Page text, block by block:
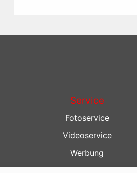
Service
Fotoservice
Videoservice
Werbung